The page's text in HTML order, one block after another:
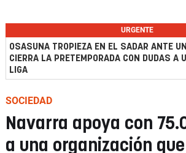
URGENTE
OSASUNA TROPIEZA EN EL SADAR ANTE
CIERRA LA PRETEMPORADA CON DUDAS A
LIGA
SOCIEDAD
Navarra apoya con
a una organización